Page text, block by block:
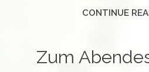
CONTINUE
Zum